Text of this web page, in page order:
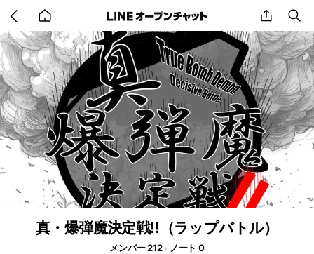
back
to
home
share
真・爆弾魔決定戦‼️（ラップバトル）
メンバー 212
ノート 0